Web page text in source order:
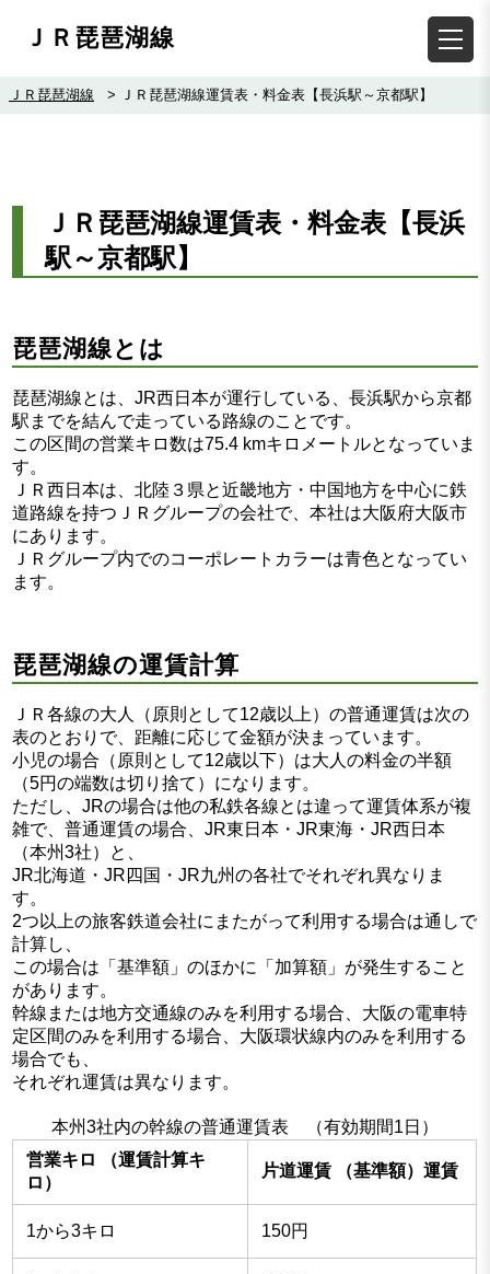
ＪＲ琵琶湖線
ＪＲ琵琶湖線 > ＪＲ琵琶湖線運賃表・料金表【長浜駅～京都駅】
ＪＲ琵琶湖線運賃表・料金表【長浜
駅～京都駅】
琵琶湖線とは
琵琶湖線とは、JR西日本が運行している、長浜駅から京都
駅までを結んで走っている路線のことです。
この区間の営業キロ数は75.4 kmキロメートルとなっていま
す。
ＪＲ西日本は、北陸３県と近畿地方・中国地方を中心に鉄
道路線を持つＪＲグループの会社で、本社は大阪府大阪市
にあります。
ＪＲグループ内でのコーポレートカラーは青色となってい
ます。
琵琶湖線の運賃計算
ＪＲ各線の大人（原則として12歳以上）の普通運賃は次の
表のとおりで、距離に応じて金額が決まっています。
小児の場合（原則として12歳以下）は大人の料金の半額
（5円の端数は切り捨て）になります。
ただし、JRの場合は他の私鉄各線とは違って運賃体系が複
雑で、普通運賃の場合、JR東日本・JR東海・JR西日本
（本州3社）と、
JR北海道・JR四国・JR九州の各社でそれぞれ異なりま
す。
2つ以上の旅客鉄道会社にまたがって利用する場合は通しで
計算し、
この場合は「基準額」のほかに「加算額」が発生すること
があります。
幹線または地方交通線のみを利用する場合、大阪の電車特
定区間のみを利用する場合、大阪環状線内のみを利用する
場合でも、
それぞれ運賃は異なります。
本州3社内の幹線の普通運賃表 （有効期間1日）
営業キロ （運賃計算キ
ロ）
片道運賃 （基準額）運賃
1から3キロ 150円